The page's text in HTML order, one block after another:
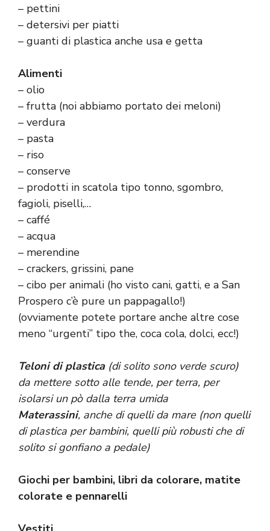
– pettini
– detersivi per piatti
– guanti di plastica anche usa e getta
Alimenti
– olio
– frutta (noi abbiamo portato dei meloni)
– verdura
– pasta
– riso
– conserve
– prodotti in scatola tipo tonno, sgombro,
fagioli, piselli,…
– caffé
– acqua
– merendine
– crackers, grissini, pane
– cibo per animali (ho visto cani, gatti, e a San
Prospero c’è pure un pappagallo!)
(ovviamente potete portare anche altre cose
meno “urgenti” tipo the, coca cola, dolci, ecc!)
Teloni di plastica(di solito sono verde scuro)
da mettere sotto alle tende, per terra, per
isolarsi un pò dalla terra umida
Materassini, anche di quelli da mare (non quelli
di plastica per bambini, quelli più robusti che di
solito si gonfiano a pedale)
Giochi per bambini, libri da colorare, matite
colorate e pennarelli